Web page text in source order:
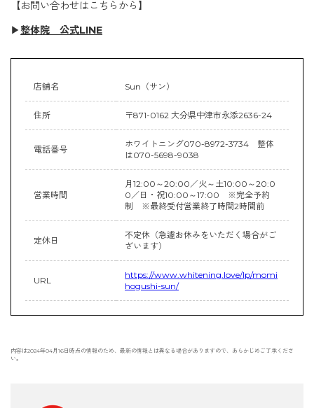
【お問い合わせはこちらから】
▶︎ 整体院 公式LINE
店舗名 Sun（サン）
住所 〒871-0162 大分県中津市永添2636-24
電話番号
ホワイトニング070-8972-3734 整体
は070-5698-9038
営業時間
月12:00～20:00／火～土10:00～20:0
0／日・祝10:00～17:00 ※完全予約
制 ※最終受付営業終了時間2時間前
定休日
不定休（急遽お休みをいただく場合がご
ざいます）
URL
https://www.whitening.love/lp/momi
hogushi-sun/
内容は2024年04月16日時点の情報のため、最新の情報とは異なる場合がありますので、あらかじめご了承くださ
い。